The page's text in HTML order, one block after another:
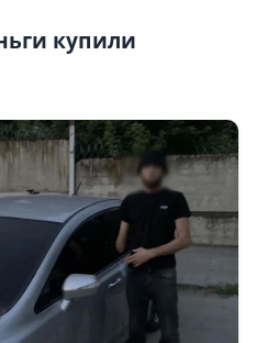
купили